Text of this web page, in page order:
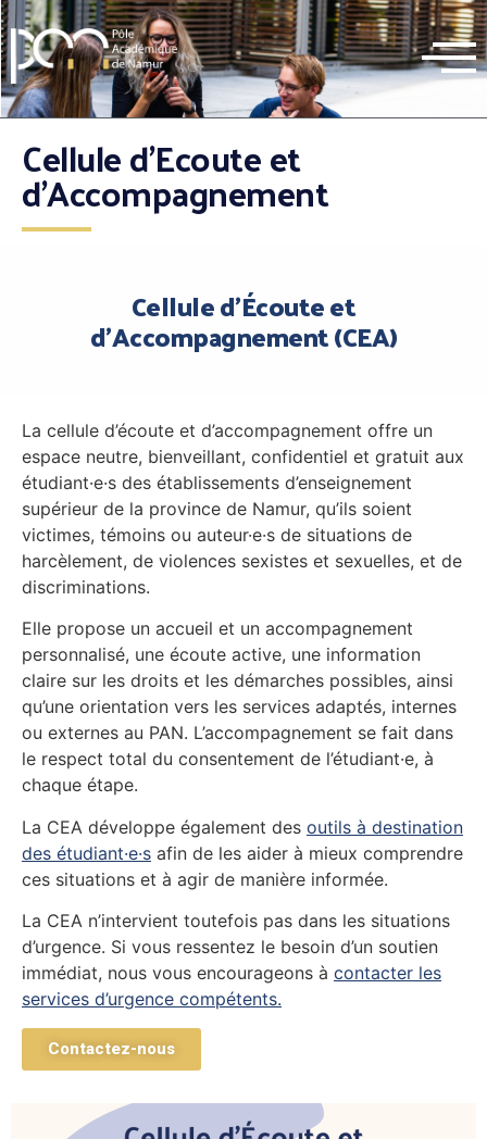
Cellule d’Ecoute et
d’Accompagnement
Cellule d'Écoute et
d'Accompagnement (CEA)
La cellule d’écoute et d’accompagnement offre un
espace neutre, bienveillant, confidentiel et gratuit aux
étudiant·e·s des établissements d’enseignement
supérieur de la province de Namur, qu’ils soient
victimes, témoins ou auteur·e·s de situations de
harcèlement, de violences sexistes et sexuelles, et de
discriminations.
Elle propose un accueil et un accompagnement
personnalisé, une écoute active, une information
claire sur les droits et les démarches possibles, ainsi
qu’une orientation vers les services adaptés, internes
ou externes au PAN. L’accompagnement se fait dans
le respect total du consentement de l’étudiant·e, à
chaque étape.
La CEA développe également des outils à destination
des étudiant·e·s afin de les aider à mieux comprendre
ces situations et à agir de manière informée.
La CEA n’intervient toutefois pas dans les situations
d’urgence. Si vous ressentez le besoin d’un soutien
immédiat, nous vous encourageons à contacter les
services d’urgence compétents.
Contactez-nous